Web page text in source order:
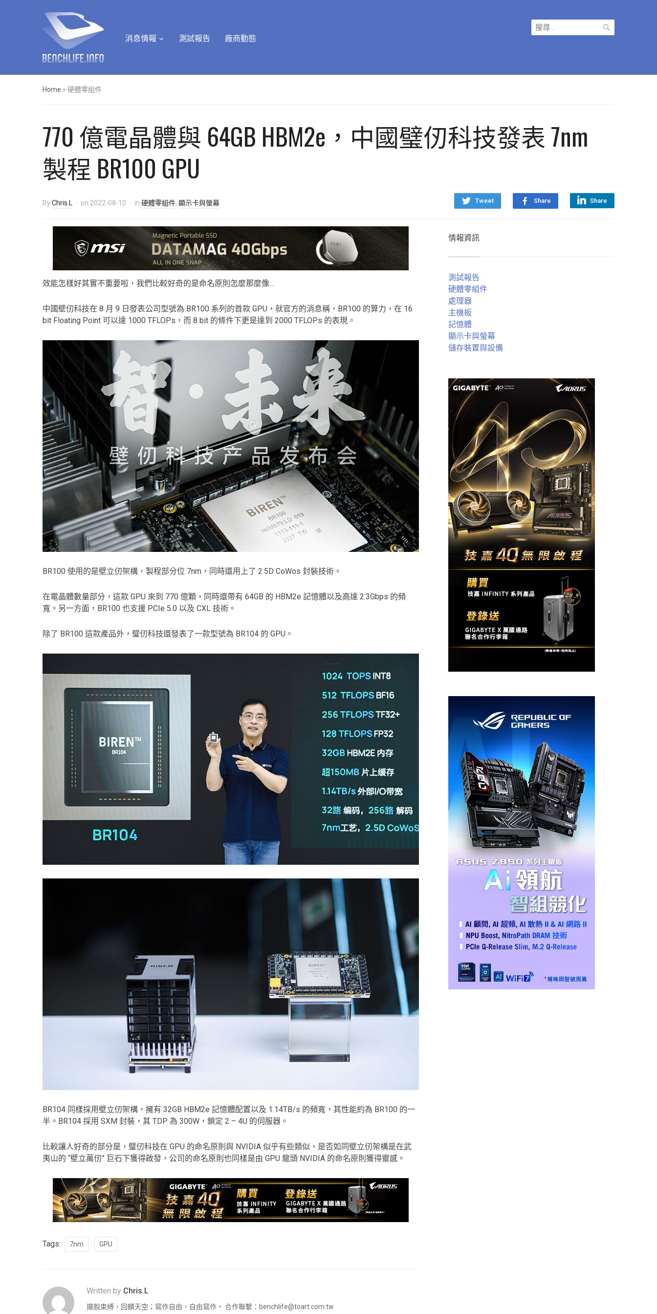
消息情報 測試報告 廠商動態
搜
尋
Home » 硬體零組件
770 億電晶體與 64GB HBM2e，中國璧仞科技發表 7nm
製程 BR100 GPU
Tweet Share Share
ByChris.L on 2022-08-10 in 硬體零組件, 顯示卡與螢幕
效能怎樣好其實不重要啦，我們比較好奇的是命名原則怎麼那麼像…
中國壁仞科技在 8 月 9 日發表公司型號為 BR100 系列的首款 GPU，就官方的消息稱，BR100 的算力，在 16
bit Floating Point 可以達 1000 TFLOPs，而 8 bit 的條件下更是達到 2000 TFLOPs 的表現。
BR100 使用的是壁立仞架構，製程部分位 7nm，同時還用上了 2.5D CoWos 封裝技術。
在電晶體數量部分，這款 GPU 來到 770 億顆，同時還帶有 64GB 的 HBM2e 記憶體以及高達 2.3Gbps 的頻
寬。另一方面，BR100 也支援 PCIe 5.0 以及 CXL 技術。
除了 BR100 這款產品外，璧仞科技還發表了一款型號為 BR104 的 GPU。
BR104 同樣採用壁立仞架構，擁有 32GB HBM2e 記憶體配置以及 1.14TB/s 的頻寬，其性能約為 BR100 的一
半。BR104 採用 SXM 封裝，其 TDP 為 300W，鎖定 2 – 4U 的伺服器。
比較讓人好奇的部分是，璧仞科技在 GPU 的命名原則與 NVIDIA 似乎有些類似，是否如同壁立仞架構是在武
夷山的 “壁立萬仞” 巨石下獲得啟發，公司的命名原則也同樣是由 GPU 龍頭 NVIDIA 的命名原則獲得靈感。
Tags: 7nm GPU
Written by Chris.L
擺脫束縛，回饋天空；寫作自由，自由寫作。 合作聯繫： benchlife@toart.com.tw
情報資訊
測試報告
硬體零組件
處理器
主機板
記憶體
顯示卡與螢幕
儲存裝置與設備